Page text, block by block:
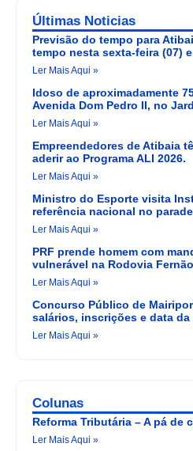
Últimas Noticias
Previsão do tempo para
tempo nesta sexta-feira (07)
Ler Mais Aqui »
Idoso de aproximadamente
Avenida Dom Pedro II, no
Ler Mais Aqui »
Empreendedores de Atibaia
aderir ao Programa ALI 2026.
Ler Mais Aqui »
Ministro do Esporte visita
referência nacional no
Ler Mais Aqui »
PRF prende homem com
vulnerável na Rodovia
Ler Mais Aqui »
Concurso Público de
salários, inscrições e data da
Ler Mais Aqui »
Colunas
Reforma Tributária – A pá de
Ler Mais Aqui »